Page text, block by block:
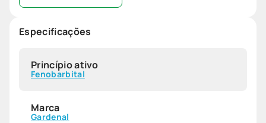
Especificações
Princípio ativo
Fenobarbital
Marca
Gardenal